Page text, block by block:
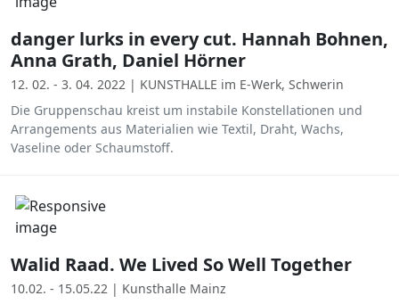
danger lurks in every cut. Hannah Bohnen,
Anna Grath, Daniel Hörner
12. 02. - 3. 04. 2022 | KUNSTHALLE im E-Werk, Schwerin
Die Gruppenschau kreist um instabile Konstellationen und
Arrangements aus Materialien wie Textil, Draht, Wachs,
Vaseline oder Schaumstoff.
Walid Raad. We Lived So Well Together
10.02. - 15.05.22 | Kunsthalle Mainz